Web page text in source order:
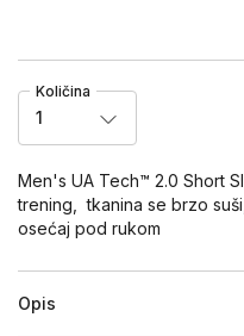
Količina
1
Men's UA Tech™ 2.0 Short
trening, tkanina se brzo
osećaj pod rukom
Opis